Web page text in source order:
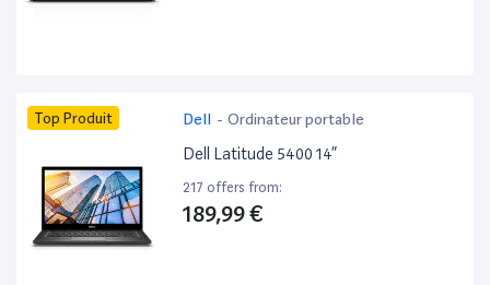
Top Produit Dell - Ordinateur portable
Dell Latitude 5400 14”
217 offers from:
189,99 €